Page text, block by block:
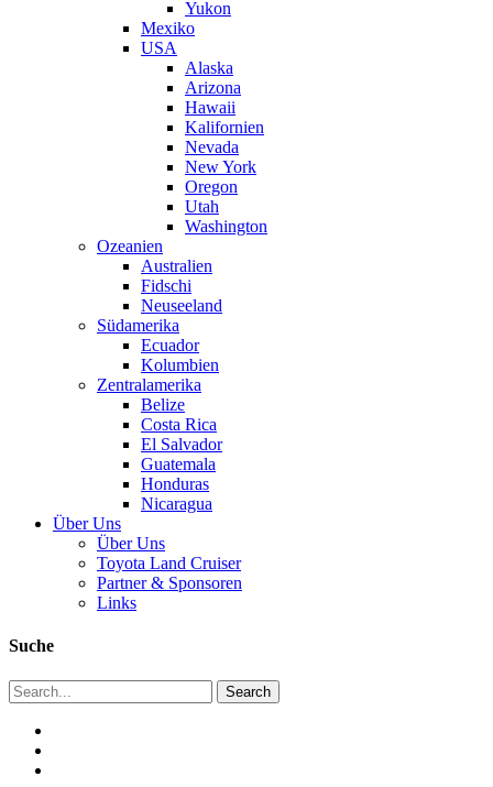
Yukon
Mexiko
USA
Alaska
Arizona
Hawaii
Kalifornien
Nevada
New York
Oregon
Utah
Washington
Ozeanien
Australien
Fidschi
Neuseeland
Südamerika
Ecuador
Kolumbien
Zentralamerika
Belize
Costa Rica
El Salvador
Guatemala
Honduras
Nicaragua
Über Uns
Über Uns
Toyota Land Cruiser
Partner & Sponsoren
Links
Suche